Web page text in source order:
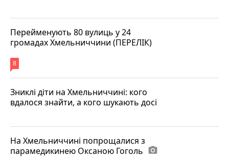
Перейменують 80 вулиць у 24
громадах Хмельниччини (ПЕРЕЛІК)
8
Зниклі діти на Хмельниччині: кого
вдалося знайти, а кого шукають досі
На Хмельниччині попрощалися з
парамедикинею Оксаною Гоголь photo_camera